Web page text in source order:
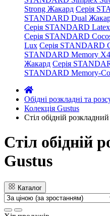
Strong Жакард Серія
STANDARD Dual
Серія STANDARD
Серія STANDARD
Lux Серія STANDARD
STANDARD Memory X4
Жакард Серія
STANDARD Memory-
Обідні розкладні та
Колекція Gustus
Стіл обідній
Стіл обідній
Gustus
Каталог